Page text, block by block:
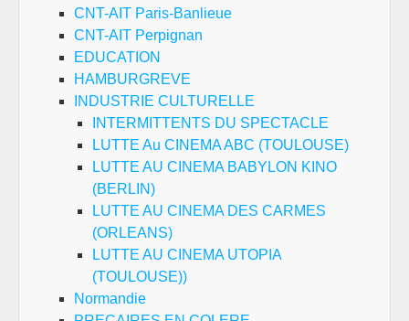
CNT-AIT Paris-Banlieue
CNT-AIT Perpignan
EDUCATION
HAMBURGREVE
INDUSTRIE CULTURELLE
INTERMITTENTS DU SPECTACLE
LUTTE Au CINEMA ABC (TOULOUSE)
LUTTE AU CINEMA BABYLON KINO
(BERLIN)
LUTTE AU CINEMA DES CARMES
(ORLEANS)
LUTTE AU CINEMA UTOPIA
(TOULOUSE))
Normandie